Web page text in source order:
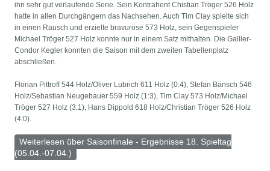
ihn sehr gut verlaufende Serie. Sein Kontrahent Chistian Tröger 526 Holz
hatte in allen Durchgängern das Nachsehen. Auch Tim Clay spielte sich
in einen Rausch und erzielte bravuröse 573 Holz, sein Gegenspieler
Michael Tröger 527 Holz konnte nur in einem Satz mithalten. Die Gallier-
Condor Kegler konnten die Saison mit dem zweiten Tabellenplatz
abschließen.
Florian Pittroff 544 Holz/Oliver Lubrich 611 Holz (0:4), Stefan Bänsch 546
Holz/Sebastian Neugebauer 559 Holz (1:3), Tim Clay 573 Holz/Michael
Tröger 527 Holz (3:1), Hans Dippold 618 Holz/Christian Tröger 526 Holz
(4:0).
Weiterlesen über Saisonfinale - Ergebnisse 18. Spieltag
(05.04.-07.04.)